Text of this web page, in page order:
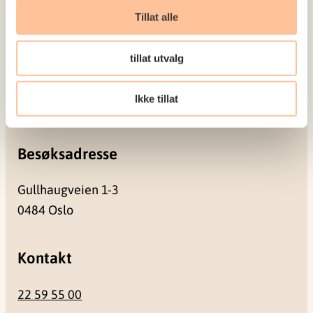
Tillat alle
tillat utvalg
Ikke tillat
Pb. 181 Nydalen
Besøksadresse
Gullhaugveien 1-3
0484 Oslo
Kontakt
22 59 55 00